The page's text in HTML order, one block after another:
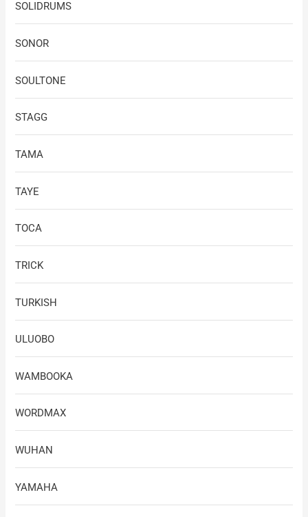
SOLIDRUMS
SONOR
SOULTONE
STAGG
TAMA
TAYE
TOCA
TRICK
TURKISH
ULUOBO
WAMBOOKA
WORDMAX
WUHAN
YAMAHA